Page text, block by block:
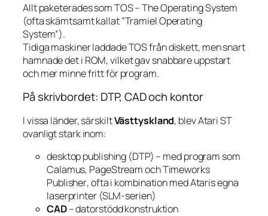
Allt paketerades som TOS – The Operating System
(ofta skämtsamt kallat ”Tramiel Operating
System”).
Tidiga maskiner laddade TOS från diskett, men snart
hamnade det i ROM, vilket gav snabbare uppstart
och mer minne fritt för program.
På skrivbordet: DTP, CAD och kontor
I vissa länder, särskiltVästtyskland, blev Atari ST
ovanligt stark inom:
desktop publishing (DTP) – med program som
Calamus, PageStreamochTimeworks
Publisher, ofta i kombination med Ataris egna
laserprinter (SLM-serien)
CAD– datorstödd konstruktion